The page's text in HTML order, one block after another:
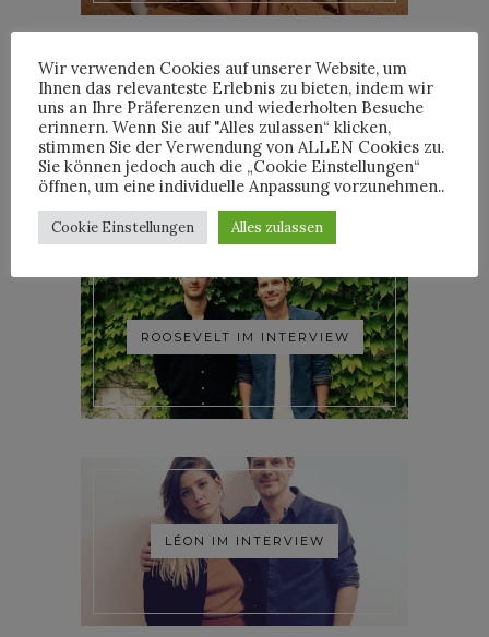
YOANN LEMOINE AKA
WOODKID IM INTERVIEW
ROOSEVELT IM INTERVIEW
LÉON IM INTERVIEW
Wir verwenden Cookies auf unserer Website, um
Ihnen das relevanteste Erlebnis zu bieten, indem wir
uns an Ihre Präferenzen und wiederholten Besuche
erinnern. Wenn Sie auf "Alles zulassen“ klicken,
stimmen Sie der Verwendung von ALLEN Cookies zu.
Sie können jedoch auch die „Cookie Einstellungen“
öffnen, um eine individuelle Anpassung vorzunehmen..
Cookie Einstellungen Alles zulassen